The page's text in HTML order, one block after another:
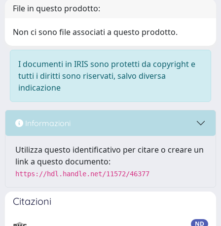
File in questo prodotto:
Non ci sono file associati a questo prodotto.
I documenti in IRIS sono protetti da copyright e
tutti i diritti sono riservati, salvo diversa
indicazione
Informazioni
Utilizza questo identificativo per citare o creare un
link a questo documento:
https://hdl.handle.net/11572/46377
Citazioni
ND